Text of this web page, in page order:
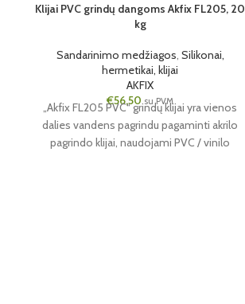
SOLD OUT
Klijai PVC grindų dangoms Akfix FL205, 20
kg
Sandarinimo medžiagos Silikonai,
hermetikai, klijai
AKFIX
€56,50 su PVM
„Akfix FL205 PVC“ grindų klijai yra vienos
dalies vandens pagrindu pagaminti akrilo
pagrindo klijai, naudojami PVC / vinilo